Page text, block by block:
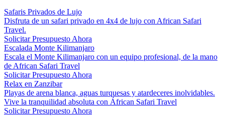
Safaris Privados de Lujo
Disfruta de un safari privado en 4x4 de lujo con African Safari
Travel.
Solicitar Presupuesto Ahora
Escalada Monte Kilimanjaro
Escala el Monte Kilimanjaro con un equipo profesional, de la mano
de African Safari Travel
Solicitar Presupuesto Ahora
Relax en Zanzibar
Playas de arena blanca, aguas turquesas y atardeceres inolvidables.
Vive la tranquilidad absoluta con Áfrican Safari Travel
Solicitar Presupuesto Ahora